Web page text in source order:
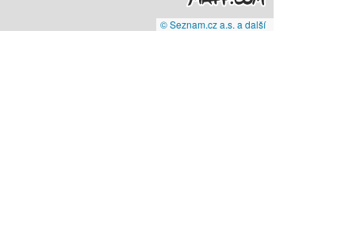
© Seznam.cz a.s. a další